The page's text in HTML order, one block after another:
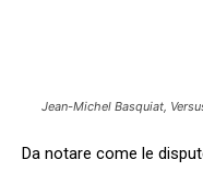
Jean-Michel Basquiat,
Da notare come le